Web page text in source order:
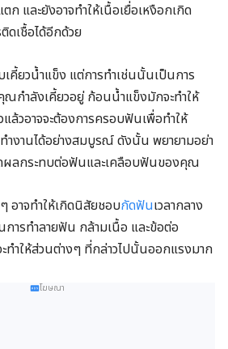
ก และยังอาจทำให้เนื้อเยื่อเหงือกเกิด
ดเชื้อได้อีกด้วย
คี้ยวน้ำแข็ง แต่การทำเช่นนั้นเป็นการ
กำลังเคี้ยวอยู่ ก้อนน้ำแข็งมักจะทำให้
ล้วอาจจะต้องการครอบฟันเพื่อทำให้
ำงานได้อย่างสมบูรณ์ ดังนั้น พยายามอย่า
ดผลกระทบต่อฟันและเคลือบฟันของคุณ
อาจทำให้เกิดนิสัยชอบกัดฟันเวลากลาง
การทำลายฟัน กล้ามเนื้อ และข้อต่อ
ำให้ส่วนต่างๆ ที่กล่าวไปนั้นออกแรงมาก
โฆษณา